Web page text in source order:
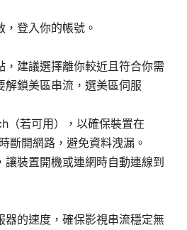
，登入你的帳號。
，建議選擇離你較近且符合你需
解鎖美區串流，選美區伺服
（若可用），以確保裝置在
斷開網路，避免資料洩漏。
讓裝置開機或連網時自動連線到
器的速度，確保影視串流穩定無